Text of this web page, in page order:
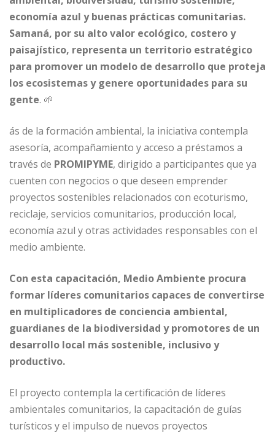
economía azul y buenas prácticas comunitarias.
Samaná, por su alto valor ecológico, costero y
paisajístico, representa un territorio estratégico
para promover un modelo de desarrollo que proteja
los ecosistemas y genere oportunidades para su
gente. 🌱
ás de la formación ambiental, la iniciativa contempla
asesoría, acompañamiento y acceso a préstamos a
través de PROMIPYME, dirigido a participantes que ya
cuenten con negocios o que deseen emprender
proyectos sostenibles relacionados con ecoturismo,
reciclaje, servicios comunitarios, producción local,
economía azul y otras actividades responsables con el
medio ambiente.
Con esta capacitación, Medio Ambiente procura
formar líderes comunitarios capaces de convertirse
en multiplicadores de conciencia ambiental,
guardianes de la biodiversidad y promotores de un
desarrollo local más sostenible, inclusivo y
productivo.
El proyecto contempla la certificación de líderes
ambientales comunitarios, la capacitación de guías
turísticos y el impulso de nuevos proyectos